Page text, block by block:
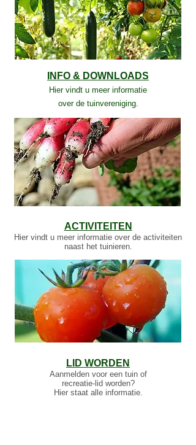
INFO & DOWNLOADS
Hier vindt u meer informatie
over de tuinvereniging.
ACTIVITEITEN
Hier vindt u meer informatie over de activiteiten
naast het tuinieren.
LID WORDEN
Aanmelden voor een tuin of
recreatie-lid worden?
Hier staat alle informatie.